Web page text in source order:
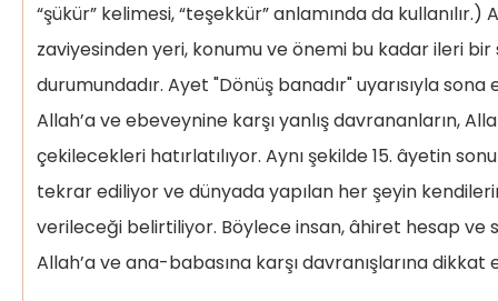
“şükür” kelimesi, “teşekkür” anlamında da
zaviyesinden yeri, konumu ve önemi bu kadar ileri
durumundadır. Ayet "Dönüş banadır" uyarısıyla
Allah’a ve ebeveynine karşı yanlış davrananların,
çekilecekleri hatırlatılıyor. Aynı şekilde 15. âyetin
tekrar ediliyor ve dünyada yapılan her şeyin
verileceği belirtiliyor. Böylece insan, âhiret hesap ve
Allah’a ve ana-babasına karşı davranışlarına dikkat